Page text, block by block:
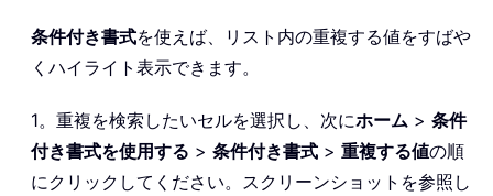
条件付き書式を使えば、リスト内の重複する値をすばや
くハイライト表示できます。
1。重複を検索したいセルを選択し、次にホーム > 条件
付き書式を使用する > 条件付き書式 > 重複する値の順
にクリックしてください。スクリーンショットを参照し